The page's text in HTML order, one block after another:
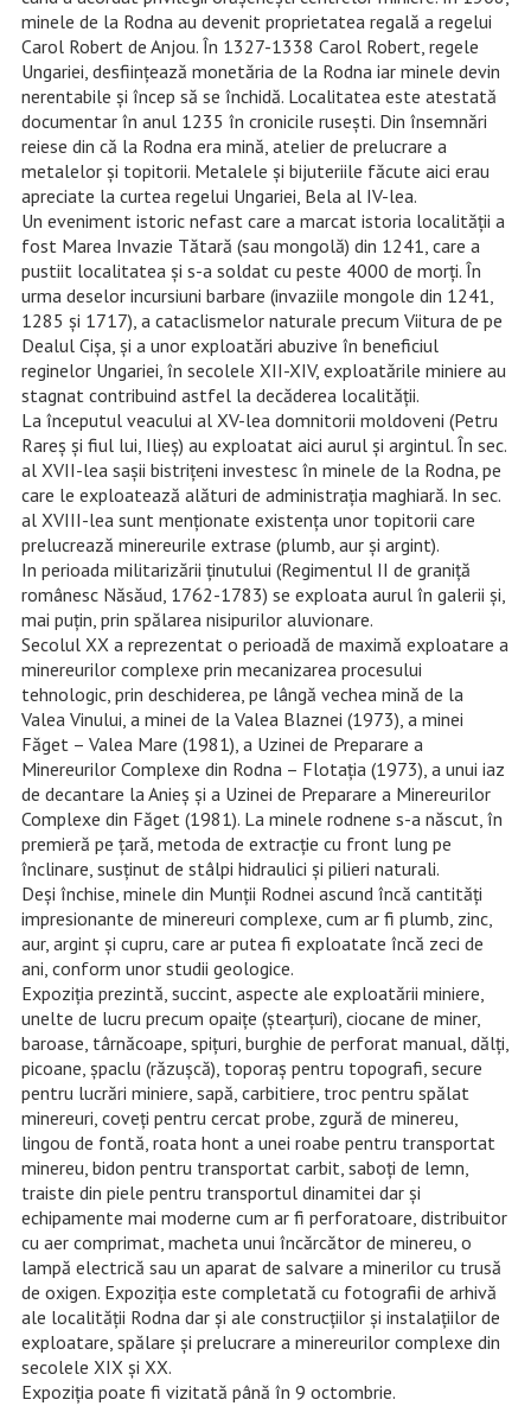
minele de la Rodna au devenit proprietatea regală a regelui
Carol Robert de Anjou. În 1327-1338 Carol Robert, regele
Ungariei, desfiinţează monetăria de la Rodna iar minele devin
nerentabile şi încep să se închidă. Localitatea este atestată
documentar în anul 1235 în cronicile ruseşti. Din însemnări
reiese din că la Rodna era mină, atelier de prelucrare a
metalelor şi topitorii. Metalele şi bijuteriile făcute aici erau
apreciate la curtea regelui Ungariei, Bela al IV-lea.
Un eveniment istoric nefast care a marcat istoria localităţii a
fost Marea Invazie Tătară (sau mongolă) din 1241, care a
pustiit localitatea şi s-a soldat cu peste 4000 de morţi. În
urma deselor incursiuni barbare (invaziile mongole din 1241,
1285 şi 1717), a cataclismelor naturale precum Viitura de pe
Dealul Cişa, şi a unor exploatări abuzive în beneficiul
reginelor Ungariei, în secolele XII-XIV, exploatările miniere au
stagnat contribuind astfel la decăderea localităţii.
La începutul veacului al XV-lea domnitorii moldoveni (Petru
Rareş şi fiul lui, Ilieş) au exploatat aici aurul şi argintul. În sec.
al XVII-lea saşii bistriţeni investesc în minele de la Rodna, pe
care le exploatează alături de administraţia maghiară. In sec.
al XVIII-lea sunt menţionate existenţa unor topitorii care
prelucrează minereurile extrase (plumb, aur şi argint).
In perioada militarizării ţinutului (Regimentul II de graniţă
românesc Năsăud, 1762-1783) se exploata aurul în galerii şi,
mai puţin, prin spălarea nisipurilor aluvionare.
Secolul XX a reprezentat o perioadă de maximă exploatare a
minereurilor complexe prin mecanizarea procesului
tehnologic, prin deschiderea, pe lângă vechea mină de la
Valea Vinului, a minei de la Valea Blaznei (1973), a minei
Făget – Valea Mare (1981), a Uzinei de Preparare a
Minereurilor Complexe din Rodna – Flotaţia (1973), a unui iaz
de decantare la Anieş şi a Uzinei de Preparare a Minereurilor
Complexe din Făget (1981). La minele rodnene s-a născut, în
premieră pe ţară, metoda de extracţie cu front lung pe
înclinare, susţinut de stâlpi hidraulici şi pilieri naturali.
Deşi închise, minele din Munţii Rodnei ascund încă cantităţi
impresionante de minereuri complexe, cum ar fi plumb, zinc,
aur, argint şi cupru, care ar putea fi exploatate încă zeci de
ani, conform unor studii geologice.
Expoziţia prezintă, succint, aspecte ale exploatării miniere,
unelte de lucru precum opaiţe (ştearţuri), ciocane de miner,
baroase, târnăcoape, spiţuri, burghie de perforat manual, dălţi,
picoane, şpaclu (răzuşcă), toporaş pentru topografi, secure
pentru lucrări miniere, sapă, carbitiere, troc pentru spălat
minereuri, coveţi pentru cercat probe, zgură de minereu,
lingou de fontă, roata hont a unei roabe pentru transportat
minereu, bidon pentru transportat carbit, saboţi de lemn,
traiste din piele pentru transportul dinamitei dar şi
echipamente mai moderne cum ar fi perforatoare, distribuitor
cu aer comprimat, macheta unui încărcător de minereu, o
lampă electrică sau un aparat de salvare a minerilor cu trusă
de oxigen. Expoziţia este completată cu fotografii de arhivă
ale localităţii Rodna dar şi ale construcţiilor şi instalaţiilor de
exploatare, spălare şi prelucrare a minereurilor complexe din
secolele XIX şi XX.
Expoziția poate fi vizitată până în 9 octombrie.